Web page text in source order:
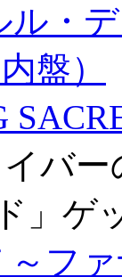
ル・
盤）
イバ
」ゲ
～フ